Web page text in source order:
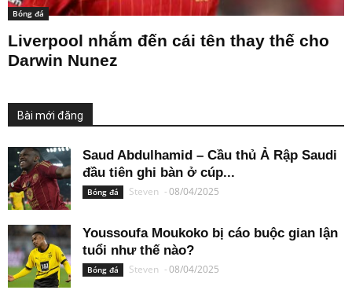
Bóng đá
Liverpool nhắm đến cái tên thay thế cho
Darwin Nunez
Bài mới đăng
Saud Abdulhamid – Cầu thủ Ả Rập Saudi
đầu tiên ghi bàn ở cúp...
Bóng đá Steven -08/04/2025
Youssoufa Moukoko bị cáo buộc gian lận
tuổi như thế nào?
Bóng đá Steven -08/04/2025